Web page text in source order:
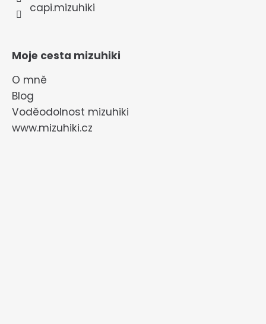
capi.mizuhiki
Moje cesta mizuhiki
O mně
Blog
Voděodolnost mizuhiki
www.mizuhiki.cz